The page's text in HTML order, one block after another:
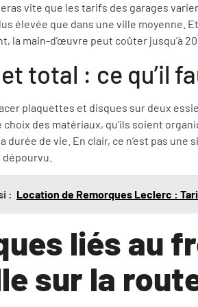
vite que les tarifs des garages
élevée que dans une ville moyenne.
la main-d’œuvre peut coûter jusqu’à
total : ce qu’il
plaquettes et disques sur deux
choix des matériaux, qu’ils soient
durée de vie. En clair, ce n’est pas
: Location de Remorques Leclerc :
liés au
sur la